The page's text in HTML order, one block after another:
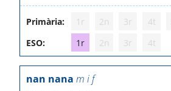
Primària: 1r 2n 3r 4t
ESO:
1r 2n 3r 4t
nan nana m i f